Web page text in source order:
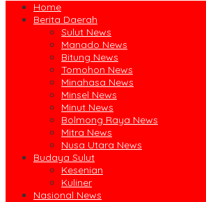
Home
Berita Daerah
Sulut News
Manado News
Bitung News
Tomohon News
Minahasa News
Minsel News
Minut News
Bolmong Raya News
Mitra News
Nusa Utara News
Budaya Sulut
Kesenian
Kuliner
Nasional News